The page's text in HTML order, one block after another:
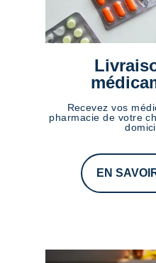
Recevez vos
pharmacie de votre
EN